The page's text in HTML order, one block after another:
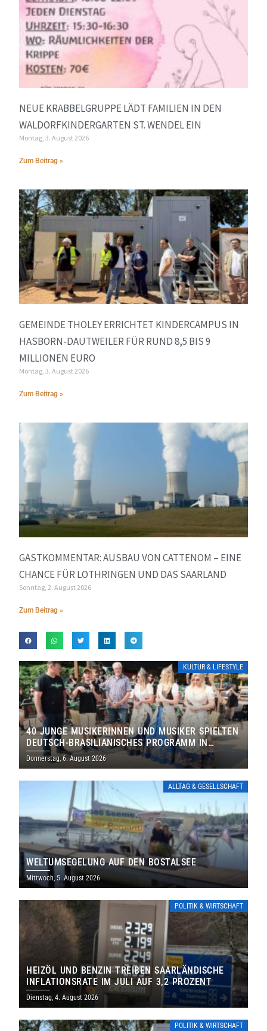
NEUE KRABBELGRUPPE LÄDT FAMILIEN IN DEN
WALDORFKINDERGARTEN ST. WENDEL EIN
Montag, 3. August 2026
Zum Beitrag »
GEMEINDE THOLEY ERRICHTET KINDERCAMPUS IN
HASBORN-DAUTWEILER FÜR RUND 8,5 BIS 9
MILLIONEN EURO
Montag, 3. August 2026
Zum Beitrag »
GASTKOMMENTAR: AUSBAU VON CATTENOM – EINE
CHANCE FÜR LOTHRINGEN UND DAS SAARLAND
Sonntag, 2. August 2026
Zum Beitrag »
KULTUR & LIFESTYLE
40 JUNGE MUSIKERINNEN UND MUSIKER SPIELTEN
DEUTSCH-BRASILIANISCHES PROGRAMM IN
THOLEY
Donnerstag, 6. August 2026
ALLTAG & GESELLSCHAFT
WELTUMSEGELUNG AUF DEN BOSTALSEE
Mittwoch, 5. August 2026
POLITIK & WIRTSCHAFT
HEIZÖL UND BENZIN TREIBEN SAARLÄNDISCHE
INFLATIONSRATE IM JULI AUF 3,2 PROZENT
Dienstag, 4. August 2026
POLITIK & WIRTSCHAFT